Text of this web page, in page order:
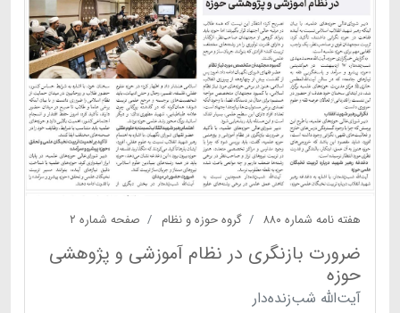
هفته نامه شماره ۸۸۰ گروه حوزه و نظام صفحه شماره ۲
ضرورت بازنگری در نظام آموزشی و پژوهشی
حوزه
آیت‌الله شب‌‌زنده‌‌دار